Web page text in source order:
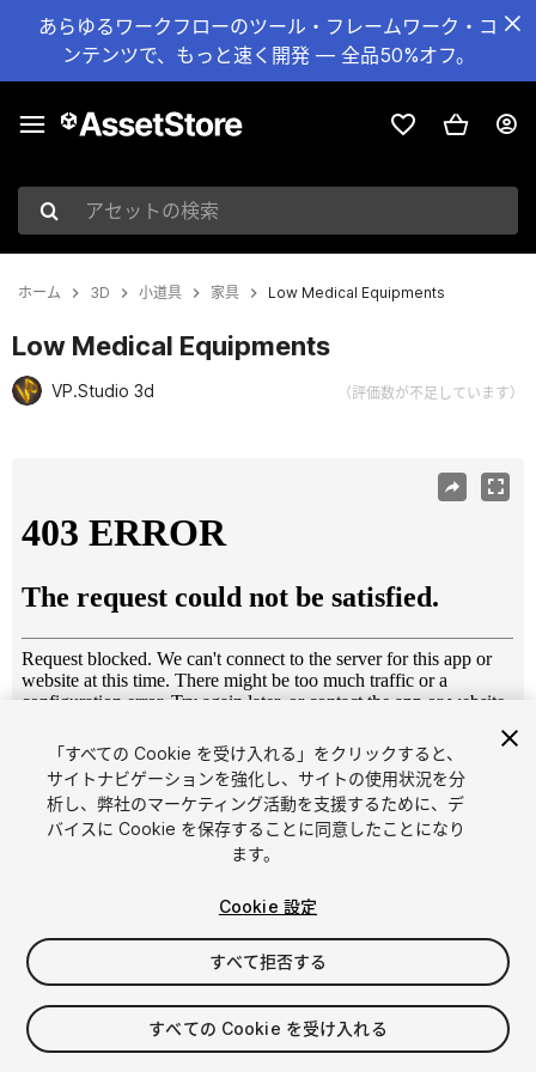
あらゆるワークフローのツール・フレームワーク・コ
ンテンツで、もっと速く開発 — 全品50%オフ。
アセットの検索
ホーム 3D 小道具 家具 Low Medical Equipments
Low Medical Equipments
VP.Studio 3d （評価数が不足しています）
1/ 10
$39.99
消費税は決済時に計算されます
「すべての Cookie を受け入れる」をクリックすると、
サイトナビゲーションを強化し、サイトの使用状況を分
析し、弊社のマーケティング活動を支援するために、デ
バイスに Cookie を保存することに同意したことになり
ます。
Cookie 設定
すべて拒否する
すべての Cookie を受け入れる